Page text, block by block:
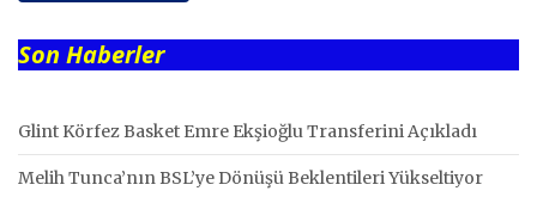
Son Haberler
Glint Körfez Basket Emre Ekşioğlu Transferini Açıkladı
Melih Tunca’nın BSL’ye Dönüşü Beklentileri Yükseltiyor